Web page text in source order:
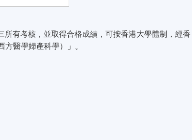
有考核，並取得合格成績，可按香港大學體制，經香
醫學婦產科學）」。